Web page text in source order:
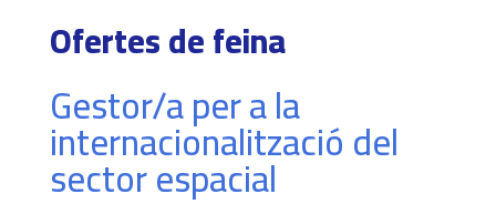
Ofertes de feina
Gestor/a per a la
internacionalització del
sector espacial